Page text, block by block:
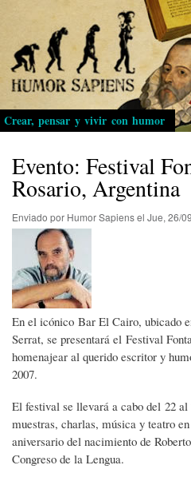
al
Crear, pensar y vivir con humor
Evento: Festival
Rosario, Argentina
Enviado por Humor Sapiensel Jue, 26/
En el icónico Bar El Cairo, ubicado
Serrat, se presentará el Festival
homenajear al querido escritor y
2007.
El festival se llevará a cabo del 22
muestras, charlas, música y teatro
aniversario del nacimiento de
Congreso de la Lengua.